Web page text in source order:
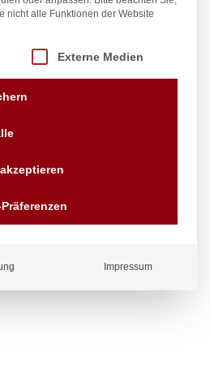
inkl. / exkl. MwSt.
Anfragen
Wir sind seit über 40 Jahren
für Sie da
Vorrauskasse Paypal,
Kreditkarte, Direkt
nicht alle Funktionen der Website
Einwilligung erteilt werden kann.
Externe Medien
Impressum